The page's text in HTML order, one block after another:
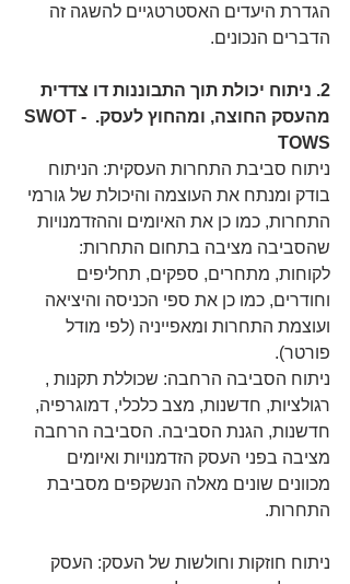
הגדרת היעדים האסטרטגיים להשגה זה
הדברים הנכונים.
2. ניתוח יכולת תוך התבוננות דו צדדית
מהעסק החוצה, ומהחוץ לעסק. SWOT -
TOWS
ניתוח סביבת התחרות העסקית: הניתוח
בודק ומנתח את העוצמה והיכולת של גורמי
התחרות, כמו כן את האיומים וההזדמנויות
שהסביבה מציבה בתחום התחרות:
לקוחות, מתחרים, ספקים, תחליפים
וחודרים, כמו כן את ספי הכניסה והיציאה
ועוצמת התחרות ומאפייניה (לפי מודל
פורטר).
ניתוח הסביבה הרחבה: שכוללת תקנות ,
רגולציות, חדשנות, מצב כלכלי, דמוגרפיה,
חדשנות, הגנת הסביבה. הסביבה הרחבה
מציבה בפני העסק הזדמנויות ואיומים
מכוונים שונים מאלה הנשקפים מסביבת
התחרות.
ניתוח חוזקות וחולשות של העסק: העסק